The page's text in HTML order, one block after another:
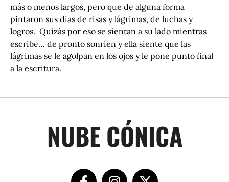
más o menos largos, pero que de alguna forma
pintaron sus días de risas y lágrimas, de luchas y
logros. Quizás por eso se sientan a su lado mientras
escribe… de pronto sonríen y ella siente que las
lágrimas se le agolpan en los ojos y le pone punto final
a la escritura.
NUBE CÓNICA